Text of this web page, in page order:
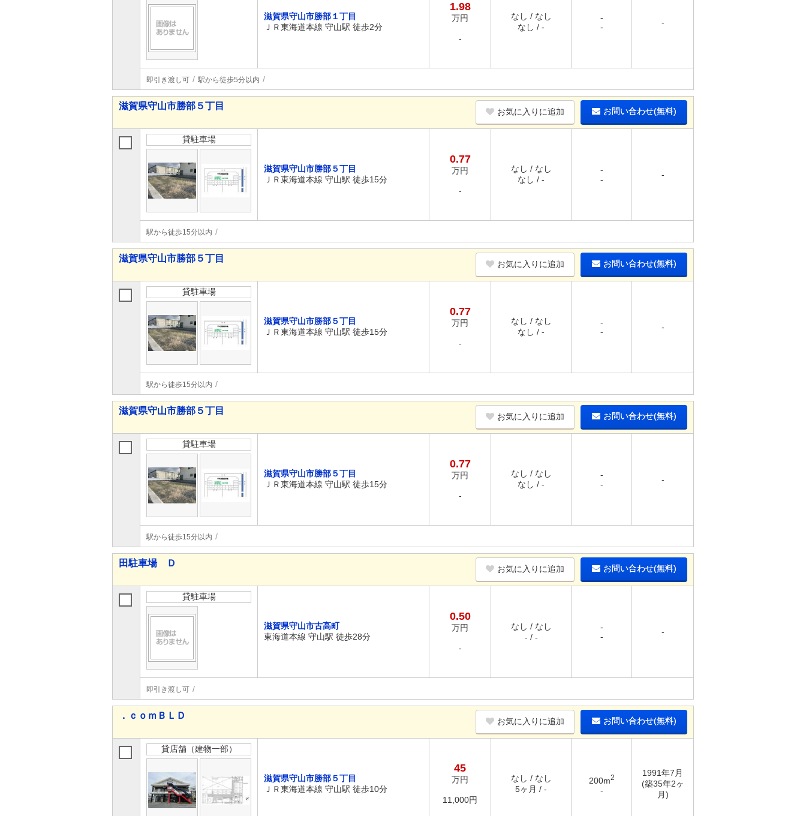
滋賀県守山市勝部１丁目
ＪＲ東海道本線 守山駅 徒歩2分
1.98
万円
-
なし / なし
なし / -
-
-
-
即引き渡し可 駅から徒歩5分以内
滋賀県守山市勝部５丁目
お気に入りに追加 お問い合わせ(無料)
貸駐車場
滋賀県守山市勝部５丁目
ＪＲ東海道本線 守山駅 徒歩15分
0.77
万円
-
なし / なし
なし / -
-
-
-
駅から徒歩15分以内
滋賀県守山市勝部５丁目
お気に入りに追加 お問い合わせ(無料)
貸駐車場
滋賀県守山市勝部５丁目
ＪＲ東海道本線 守山駅 徒歩15分
0.77
万円
-
なし / なし
なし / -
-
-
-
駅から徒歩15分以内
滋賀県守山市勝部５丁目
お気に入りに追加 お問い合わせ(無料)
貸駐車場
滋賀県守山市勝部５丁目
ＪＲ東海道本線 守山駅 徒歩15分
0.77
万円
-
なし / なし
なし / -
-
-
-
駅から徒歩15分以内
田駐車場 Ｄ
お気に入りに追加 お問い合わせ(無料)
貸駐車場
滋賀県守山市古高町
東海道本線 守山駅 徒歩28分
0.50
万円
-
なし / なし
- / -
-
-
-
即引き渡し可
．ｃｏｍＢＬＤ
お気に入りに追加 お問い合わせ(無料)
貸店舗（建物一部）
滋賀県守山市勝部５丁目
ＪＲ東海道本線 守山駅 徒歩10分
45
万円
11,000円
なし / なし
5ヶ月 / -
200m2
-
1991年7月
(築35年2ヶ
月)